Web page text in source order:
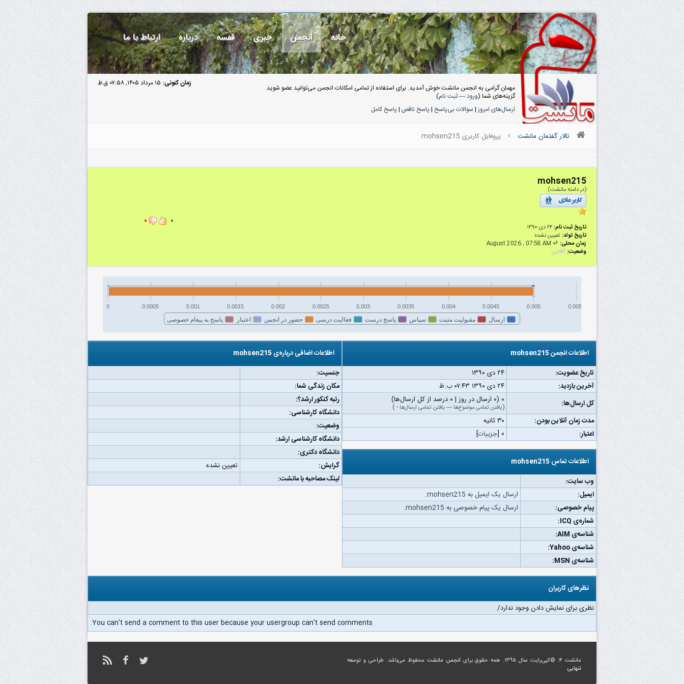
خانه انجمن خبری قفسه درباره ارتباط با ما
زمان کنونی: ۱۵ مرداد ۱۴۰۵, ۰۷:۵۸ ق.ظ
مهمان گرامی به انجمن مانشت خوش آمدید. برای استفاده از تمامی امکانات انجمن می‌توانید عضو شوید.
گزینه‌های شما (ورود—ثبت نام)
ارسال‌های امروز| سوالات بی‌پاسخ | پاسخ ناقص | پاسخ کامل
تالار گفتمان مانشت پروفایل کاربری mohsen215
mohsen215
(در دامنه مانشت)
تاریخ ثبت نام: ۲۴ دى ۱۳۹۰
تاریخ تولد: تعیین نشده
زمان محلی: ۰۶ August 2026 , 07:58 AM
وضعیت: آفلاین
۰ ۰
ارسال مقبولیت مثبت سپاس پاسخ درست فعالیت درسی حضور در انجمن اعتبار پاسخ به پیغام خصوصی
0 0.0005 0.001 0.0015 0.002 0.0025 0.003 0.0035 0.004 0.0045 0.005 0.0055
اطلاعات انجمن mohsen215
تاریخ عضویت:
۲۴ دى ۱۳۹۰
آخرین بازدید:
۲۴ دى ۱۳۹۰ ۰۷:۴۳ ب.ظ
کل ارسال‌ها:
۰ (۰ ارسال در روز | ۰ درصد از کل ارسال‌ها)
(یافتن تمامی موضوع‌ها — یافتن تمامی ارسال‌ها -
)
مدت زمان آنلاین بودن:
۳۰ ثانیه
اعتبار:
۰ [جزییات]
اطلاعات تماسِ mohsen215
وب‌ سایت:
ایمیل:
ارسال یک ایمیل به mohsen215.
پیام خصوصی:
ارسال یک پیام خصوصی به mohsen215.
شماره‌ی ICQ:
شناسه‌ی AIM:
شناسه‌ی Yahoo:
شناسه‌ی MSN:
اطلاعات اضافی درباره‌ی mohsen215
جنسیت:
مکان زندگی شما:
رتبه کنکور ارشد؟:
دانشگاه کارشناسی:
وضعیت:
دانشگاه کارشناسی ارشد:
دانشگاه دکتری:
گرایش:
تعیین نشده
لینک مصاحبه با مانشت:
نظرهای کاربران
نظری برای نمایش دادن وجود ندارد/
You can't send a comment to this user because your usergroup can't send comments.
مانشت ۴: ©کپی‌رایت سال ۱۳۹۵. همه حقوق برای انجمن مانشت محفوظ می‌باشد. طراحی و توسعه
تنهایی